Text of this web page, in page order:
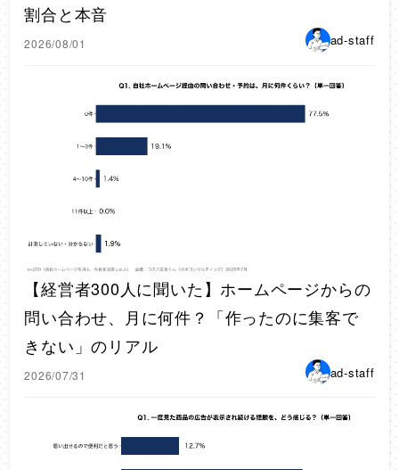
割合と本音
2026/08/01 ad-staff
【経営者300人に聞いた】ホームページからの
問い合わせ、月に何件？「作ったのに集客で
きない」のリアル
2026/07/31 ad-staff